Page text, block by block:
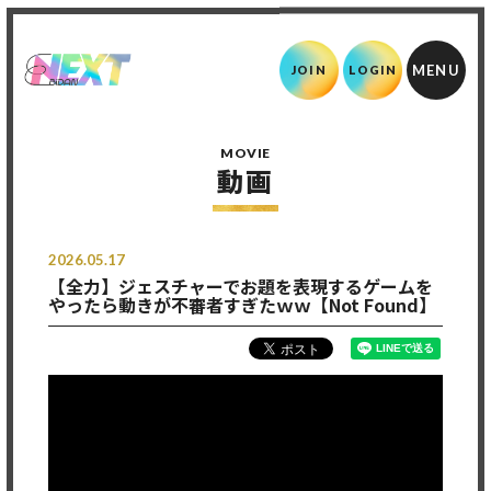
JOIN LOGIN
MOVIE
動画
2026.05.17
【全力】ジェスチャーでお題を表現するゲームを
やったら動きが不審者すぎたｗｗ【Not Found】